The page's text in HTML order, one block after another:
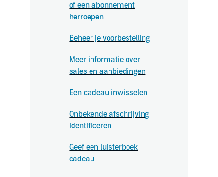
of een abonnement
herroepen
Beheer je voorbestelling
Meer informatie over
sales en aanbiedingen
Een cadeau inwisselen
Onbekende afschrijving
identificeren
Geef een luisterboek
cadeau